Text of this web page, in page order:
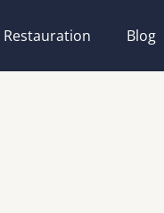
Restauration Blog